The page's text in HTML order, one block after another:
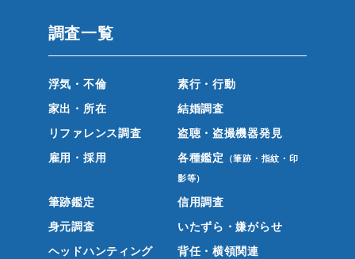
調査一覧
浮気・不倫
素行・行動
家出・所在
結婚調査
リファレンス調査
盗聴・盗撮機器発見
雇用・採用
各種鑑定 （筆跡・指紋・印
影等）
筆跡鑑定
信用調査
身元調査
いたずら・嫌がらせ
ヘッドハンティング
背任・横領関連